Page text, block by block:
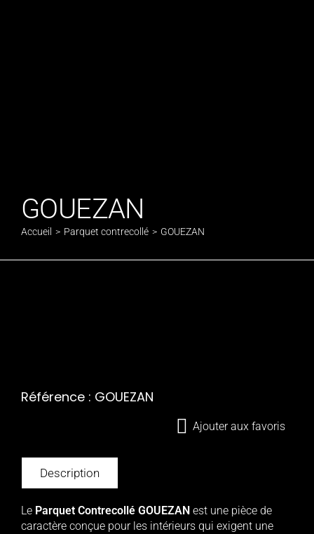
GOUEZAN
Accueil Parquet contrecollé GOUEZAN
Référence : GOUEZAN
Ajouter aux favoris
Description
Le Parquet Contrecollé GOUEZANest une pièce de
caractère conçue pour les intérieurs qui exigent une